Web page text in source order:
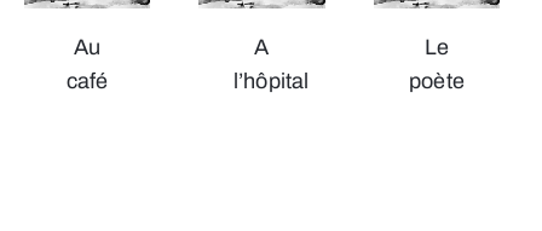
Au
café
A
l’hôpital
Le
poète